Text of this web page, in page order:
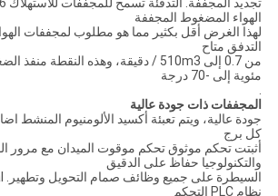
الهواء المضغوط المجففة
التدفق متاح
مئوية إلى -70 درجة
.
المجففات ذات جودة عالية
جودة عالية، ويتم تعبئة أكسيد الألومنيوم المنشط
كل برج
أثبتت تحكم موثوق تحكم موقوت الميدان مع مرور
والتكنولوجيا حفاظ على الدقيق
نظام PLC التحكم